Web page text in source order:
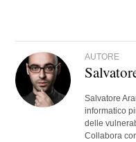
AUTORE
Salvatore
informatico
delle
Collabora